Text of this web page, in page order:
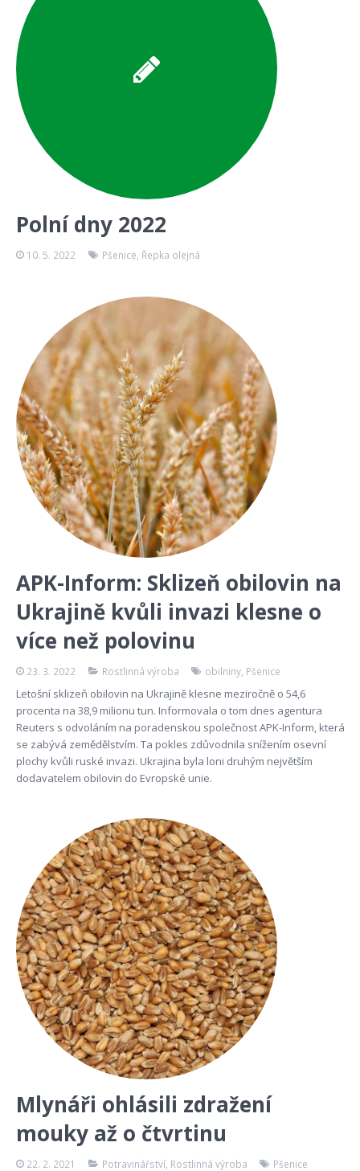
Polní dny 2022
10. 5. 2022 Pšenice, Řepka olejná
APK-Inform: Sklizeň obilovin na
Ukrajině kvůli invazi klesne o
více než polovinu
23. 3. 2022 Rostlinná výroba obilniny, Pšenice
Letošní sklizeň obilovin na Ukrajině klesne meziročně o 54,6
procenta na 38,9 milionu tun. Informovala o tom dnes agentura
Reuters s odvoláním na poradenskou společnost APK-Inform, která
se zabývá zemědělstvím. Ta pokles zdůvodnila snížením osevní
plochy kvůli ruské invazi. Ukrajina byla loni druhým největším
dodavatelem obilovin do Evropské unie.
Mlynáři ohlásili zdražení
mouky až o čtvrtinu
22. 2. 2021 Potravinářství, Rostlinná výroba Pšenice